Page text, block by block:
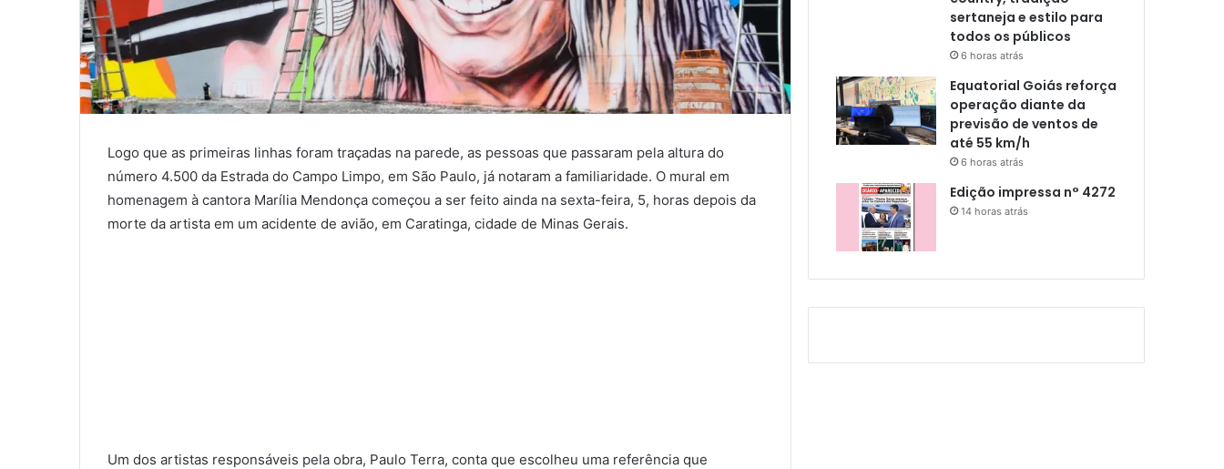
Logo que as primeiras linhas foram traçadas na parede, as pessoas que passaram pela altura do
número 4.500 da Estrada do Campo Limpo, em São Paulo, já notaram a familiaridade. O mural em
homenagem à cantora Marília Mendonça começou a ser feito ainda na sexta-feira, 5, horas depois da
morte da artista em um acidente de avião, em Caratinga, cidade de Minas Gerais.
Um dos artistas responsáveis pela obra, Paulo Terra, conta que escolheu uma referência que
sertaneja e estilo para
todos os públicos
6 horas atrás
Equatorial Goiás reforça
operação diante da
previsão de ventos de
até 55 km/h
6 horas atrás
Edição impressa n° 4272
14 horas atrás